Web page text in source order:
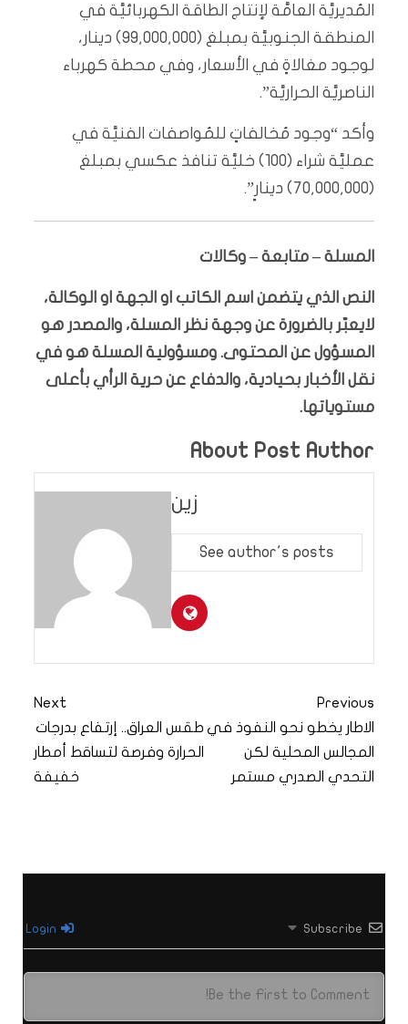
المُديريَّة العامَّة لإنتاج الطاقة الكهربائيَّة في
المنطقة الجنوبيَّة بمبلغ (99,000,000) دينار،
لوجود مغالاةٍ في الأسعار، وفي محطة كهرباء
الناصريَّة الحراريَّة”.
وأكد “وجود مُخالفاتٍ للمُواصفات الفنيَّة في
عمليَّة شراء (100) خليَّة تنافذ عكسي بمبلغ
(70,000,000) دينارٍ”.
المسلة – متابعة – وكالات
النص الذي يتضمن اسم الكاتب او الجهة او الوكالة،
لايعبّر بالضرورة عن وجهة نظر المسلة، والمصدر هو
المسؤول عن المحتوى. ومسؤولية المسلة هو في
نقل الأخبار بحيادية، والدفاع عن حرية الرأي بأعلى
مستوياتها.
About Post Author
زين
See author's posts
Previous
الاطار يخطو نحو النفوذ في
المجالس المحلية لكن
التحدي الصدري مستمر
Next
طقس العراق.. إرتفاع بدرجات
الحرارة وفرصة لتساقط أمطار
خفيفة
Subscribe